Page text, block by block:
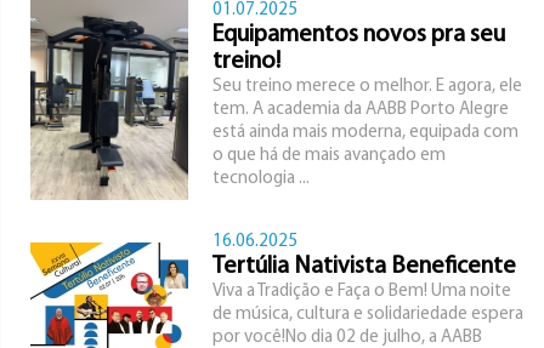
01.07.2025
Equipamentos novos pra seu
treino!
Seu treino merece o melhor. E agora, ele
tem. A academia da AABB Porto Alegre
está ainda mais moderna, equipada com
o que há de mais avançado em
tecnologia ...
16.06.2025
Tertúlia Nativista Beneficente
Viva a Tradição e Faça o Bem! Uma noite
de música, cultura e solidariedade espera
por você!No dia 02 de julho, a AABB